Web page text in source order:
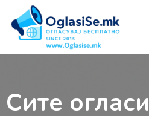
content
Сите огласи